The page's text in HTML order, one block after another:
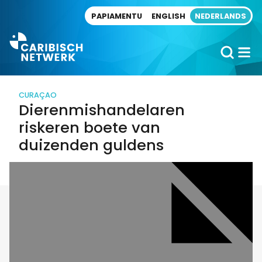
PAPIAMENTU ENGLISH NEDERLANDS
CURAÇAO
Dierenmishandelaren
riskeren boete van
duizenden guldens